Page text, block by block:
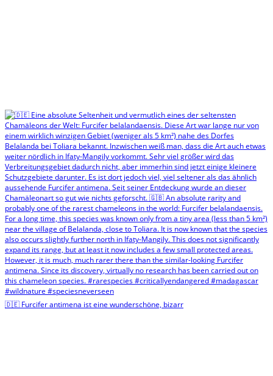
🇩🇪 Furcifer antimena ist eine wunderschöne, bizarr